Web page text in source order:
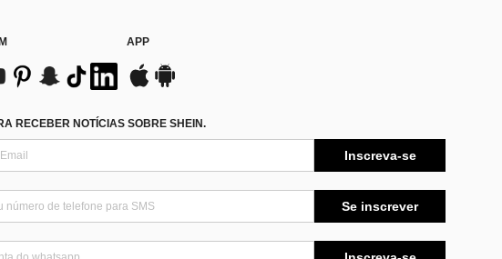
APP
RECEBER NOTÍCIAS SOBRE SHEIN.
Inscreva-se
Se inscrever